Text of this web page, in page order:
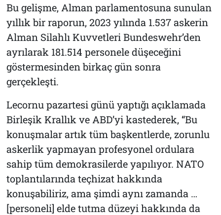
Bu gelişme, Alman parlamentosuna sunulan
yıllık bir raporun, 2023 yılında 1.537 askerin
Alman Silahlı Kuvvetleri Bundeswehr’den
ayrılarak 181.514 personele düşeceğini
göstermesinden birkaç gün sonra
gerçekleşti.
Lecornu pazartesi günü yaptığı açıklamada
Birleşik Krallık ve ABD’yi kastederek, “Bu
konuşmalar artık tüm başkentlerde, zorunlu
askerlik yapmayan profesyonel ordulara
sahip tüm demokrasilerde yapılıyor. NATO
toplantılarında teçhizat hakkında
konuşabiliriz, ama şimdi aynı zamanda …
[personeli] elde tutma düzeyi hakkında da